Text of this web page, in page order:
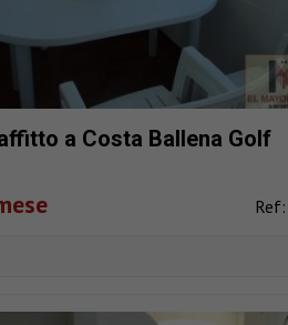
a Costa Ballena Golf